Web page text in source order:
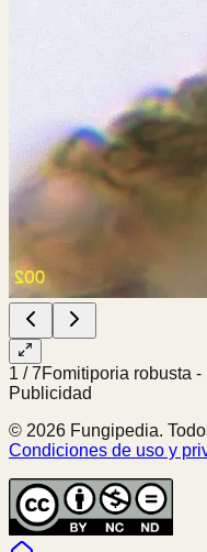
1 /7Fomitiporia robusta
Publicidad
© 2026 Fungipedia.
Condiciones de uso y